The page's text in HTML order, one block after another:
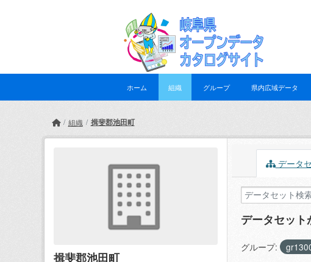
ホーム 組織 グループ 県内広域データ
組織 揖斐郡池田町
揖斐郡池田町
データ
データセッ
グループ: